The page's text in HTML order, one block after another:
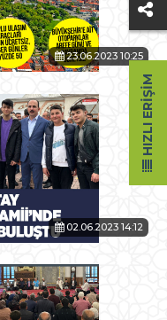
23.06.2023 10:25
02.06.2023 14:12
HIZLI ERIŞIM